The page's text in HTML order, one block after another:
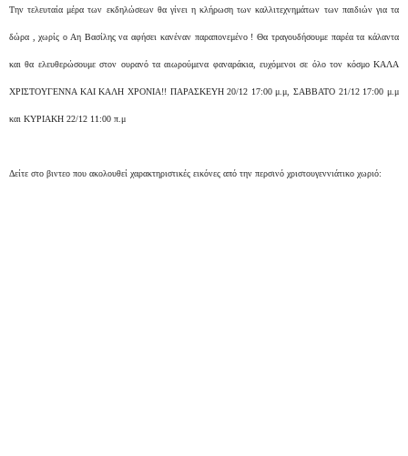
Την τελευταία μέρα των εκδηλώσεων θα γίνει η κλήρωση των καλλιτεχνημάτων των παιδιών για τα
δώρα , χωρίς ο Αη Βασίλης να αφήσει κανέναν παραπονεμένο ! Θα τραγουδήσουμε παρέα τα κάλαντα
και θα ελευθερώσουμε στον ουρανό τα αιωρούμενα φαναράκια, ευχόμενοι σε όλο τον κόσμο ΚΑΛΑ
ΧΡΙΣΤΟΥΓΕΝΝΑ ΚΑΙ ΚΑΛΗ ΧΡΟΝΙΑ!! ΠΑΡΑΣΚΕΥΗ 20/12 17:00 μ.μ, ΣΑΒΒΑΤΟ 21/12 17:00 μ.μ
και ΚΥΡΙΑΚΗ 22/12 11:00 π.μ
Δείτε στο βιντεο που ακολουθεί χαρακτηριστικές εικόνες από την περσινό χριστουγεννιάτικο χωριό: